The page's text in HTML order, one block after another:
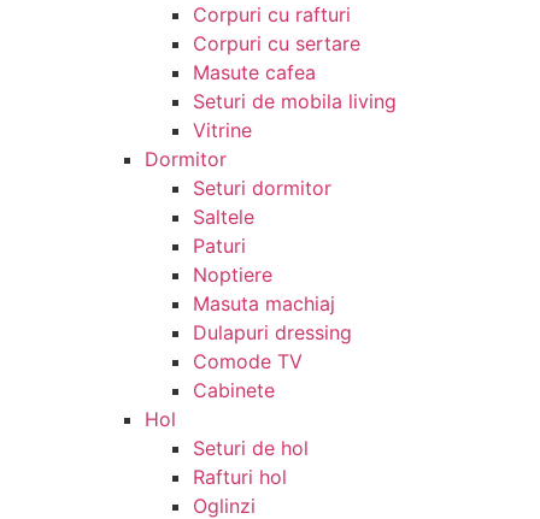
Corpuri cu rafturi
Corpuri cu sertare
Masute cafea
Seturi de mobila living
Vitrine
Dormitor
Seturi dormitor
Saltele
Paturi
Noptiere
Masuta machiaj
Dulapuri dressing
Comode TV
Cabinete
Hol
Seturi de hol
Rafturi hol
Oglinzi